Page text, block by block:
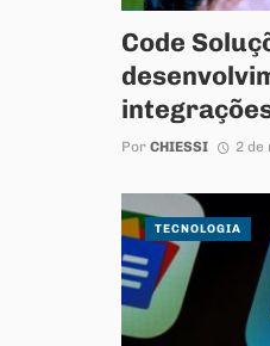
Code
Por CHIESSI 2 de
TECNOLOGIA